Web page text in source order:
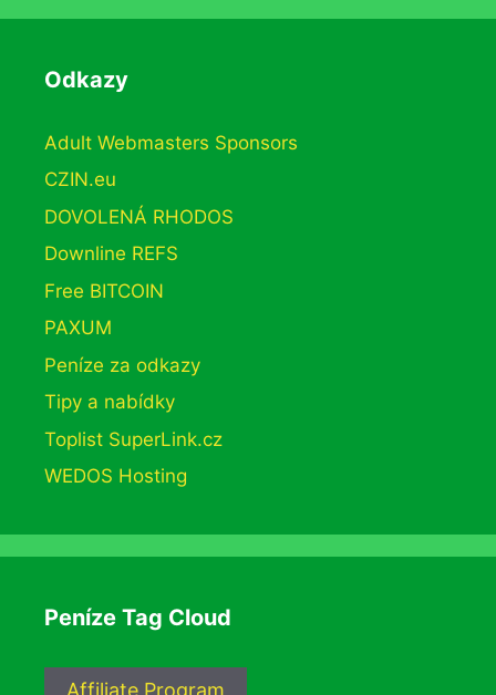
Odkazy
Adult Webmasters Sponsors
CZIN.eu
DOVOLENÁ RHODOS
Downline REFS
Free BITCOIN
PAXUM
Peníze za odkazy
Tipy a nabídky
Toplist SuperLink.cz
WEDOS Hosting
Peníze Tag Cloud
Affiliate Program